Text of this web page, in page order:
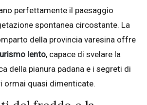
perfettamente il paesaggio
spontanea circostante. La
della provincia varesina offre
lento, capace di svelare la
della pianura padana e i segreti di
ormai quasi dimenticate.